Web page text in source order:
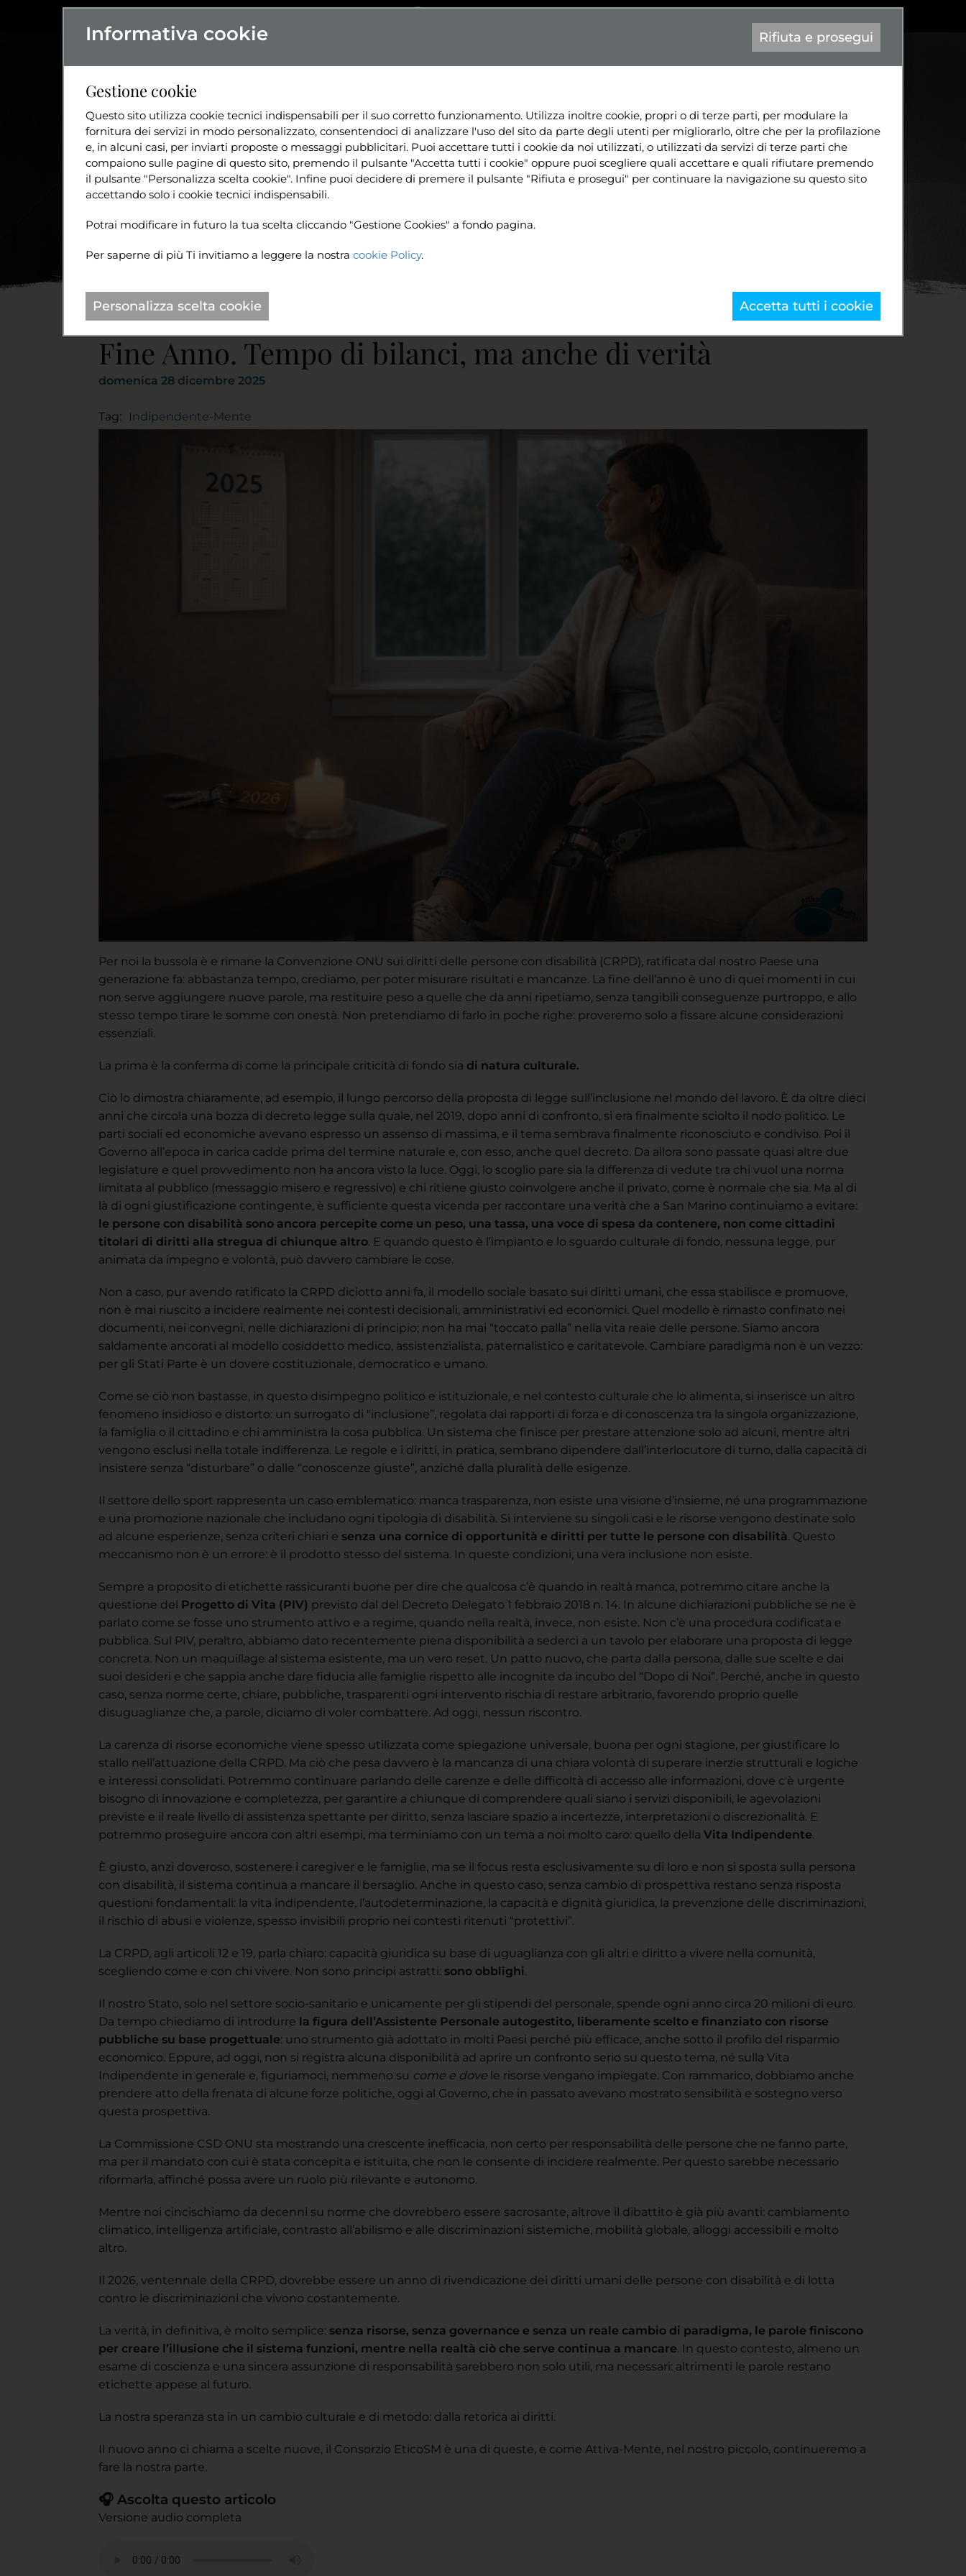
L'ASSOCIAZIONE NEWS PROGETTI RISORSE UTILITÀ CONTATTI DIVENTA SOCIO
Fine Anno. Tempo di bilanci, ma anche di verità
domenica 28 dicembre 2025
Tag: Indipendente-Mente
Per noi la bussola è e rimane la Convenzione ONU sui diritti delle persone con disabilità (CRPD), ratificata dal nostro Paese una
generazione fa: abbastanza tempo, crediamo, per poter misurare risultati e mancanze. La fine dell’anno è uno di quei momenti in cui
non serve aggiungere nuove parole, ma restituire peso a quelle che da anni ripetiamo, senza tangibili conseguenze purtroppo, e allo
stesso tempo tirare le somme con onestà. Non pretendiamo di farlo in poche righe: proveremo solo a fissare alcune considerazioni
essenziali.
La prima è la conferma di come la principale criticità di fondo sia di natura culturale.
Ciò lo dimostra chiaramente, ad esempio, il lungo percorso della proposta di legge sull’inclusione nel mondo del lavoro. È da oltre dieci
anni che circola una bozza di decreto legge sulla quale, nel 2019, dopo anni di confronto, si era finalmente sciolto il nodo politico. Le
parti sociali ed economiche avevano espresso un assenso di massima, e il tema sembrava finalmente riconosciuto e condiviso. Poi il
Governo all’epoca in carica cadde prima del termine naturale e, con esso, anche quel decreto. Da allora sono passate quasi altre due
legislature e quel provvedimento non ha ancora visto la luce. Oggi, lo scoglio pare sia la differenza di vedute tra chi vuol una norma
limitata al pubblico (messaggio misero e regressivo) e chi ritiene giusto coinvolgere anche il privato, come è normale che sia. Ma al di
là di ogni giustificazione contingente, è sufficiente questa vicenda per raccontare una verità che a San Marino continuiamo a evitare:
le persone con disabilità sono ancora percepite come un peso, una tassa, una voce di spesa da contenere, non come cittadini
titolari di diritti alla stregua di chiunque altro. E quando questo è l’impianto e lo sguardo culturale di fondo, nessuna legge, pur
animata da impegno e volontà, può davvero cambiare le cose.
Non a caso, pur avendo ratificato la CRPD diciotto anni fa, il modello sociale basato sui diritti umani, che essa stabilisce e promuove,
non è mai riuscito a incidere realmente nei contesti decisionali, amministrativi ed economici. Quel modello è rimasto confinato nei
documenti, nei convegni, nelle dichiarazioni di principio; non ha mai “toccato palla” nella vita reale delle persone. Siamo ancora
saldamente ancorati al modello cosiddetto medico, assistenzialista, paternalistico e caritatevole. Cambiare paradigma non è un vezzo:
per gli Stati Parte è un dovere costituzionale, democratico e umano.
Come se ciò non bastasse, in questo disimpegno politico e istituzionale, e nel contesto culturale che lo alimenta, si inserisce un altro
fenomeno insidioso e distorto: un surrogato di "inclusione”, regolata dai rapporti di forza e di conoscenza tra la singola organizzazione,
la famiglia o il cittadino e chi amministra la cosa pubblica. Un sistema che finisce per prestare attenzione solo ad alcuni, mentre altri
vengono esclusi nella totale indifferenza. Le regole e i diritti, in pratica, sembrano dipendere dall’interlocutore di turno, dalla capacità di
insistere senza “disturbare” o dalle “conoscenze giuste”, anziché dalla pluralità delle esigenze.
Il settore dello sport rappresenta un caso emblematico: manca trasparenza, non esiste una visione d’insieme, né una programmazione
e una promozione nazionale che includano ogni tipologia di disabilità. Si interviene su singoli casi e le risorse vengono destinate solo
ad alcune esperienze, senza criteri chiari e senza una cornice di opportunità e diritti per tutte le persone con disabilità. Questo
meccanismo non è un errore: è il prodotto stesso del sistema. In queste condizioni, una vera inclusione non esiste.
Sempre a proposito di etichette rassicuranti buone per dire che qualcosa c’è quando in realtà manca, potremmo citare anche la
questione del Progetto di Vita (PIV) previsto dal del Decreto Delegato 1 febbraio 2018 n. 14. In alcune dichiarazioni pubbliche se ne è
parlato come se fosse uno strumento attivo e a regime, quando nella realtà, invece, non esiste. Non c’è una procedura codificata e
pubblica. Sul PIV, peraltro, abbiamo dato recentemente piena disponibilità a sederci a un tavolo per elaborare una proposta di legge
concreta. Non un maquillage al sistema esistente, ma un vero reset. Un patto nuovo, che parta dalla persona, dalle sue scelte e dai
suoi desideri e che sappia anche dare fiducia alle famiglie rispetto alle incognite da incubo del “Dopo di Noi”. Perché, anche in questo
caso, senza norme certe, chiare, pubbliche, trasparenti ogni intervento rischia di restare arbitrario, favorendo proprio quelle
disuguaglianze che, a parole, diciamo di voler combattere. Ad oggi, nessun riscontro.
La carenza di risorse economiche viene spesso utilizzata come spiegazione universale, buona per ogni stagione, per giustificare lo
stallo nell’attuazione della CRPD. Ma ciò che pesa davvero è la mancanza di una chiara volontà di superare inerzie strutturali e logiche
e interessi consolidati. Potremmo continuare parlando delle carenze e delle difficoltà di accesso alle informazioni, dove c'è urgente
bisogno di innovazione e completezza, per garantire a chiunque di comprendere quali siano i servizi disponibili, le agevolazioni
previste e il reale livello di assistenza spettante per diritto, senza lasciare spazio a incertezze, interpretazioni o discrezionalità. E
potremmo proseguire ancora con altri esempi, ma terminiamo con un tema a noi molto caro: quello della Vita Indipendente.
È giusto, anzi doveroso, sostenere i caregiver e le famiglie, ma se il focus resta esclusivamente su di loro e non si sposta sulla persona
con disabilità, il sistema continua a mancare il bersaglio. Anche in questo caso, senza cambio di prospettiva restano senza risposta
questioni fondamentali: la vita indipendente, l’autodeterminazione, la capacità e dignità giuridica, la prevenzione delle discriminazioni,
il rischio di abusi e violenze, spesso invisibili proprio nei contesti ritenuti “protettivi”.
La CRPD, agli articoli 12 e 19, parla chiaro: capacità giuridica su base di uguaglianza con gli altri e diritto a vivere nella comunità,
scegliendo come e con chi vivere. Non sono principi astratti: sono obblighi.
Il nostro Stato, solo nel settore socio-sanitario e unicamente per gli stipendi del personale, spende ogni anno circa 20 milioni di euro.
Da tempo chiediamo di introdurre la figura dell’Assistente Personale autogestito, liberamente scelto e finanziato con risorse
pubbliche su base progettuale: uno strumento già adottato in molti Paesi perché più efficace, anche sotto il profilo del risparmio
economico. Eppure, ad oggi, non si registra alcuna disponibilità ad aprire un confronto serio su questo tema, né sulla Vita
Indipendente in generale e, figuriamoci, nemmeno su come e dove le risorse vengano impiegate. Con rammarico, dobbiamo anche
prendere atto della frenata di alcune forze politiche, oggi al Governo, che in passato avevano mostrato sensibilità e sostegno verso
questa prospettiva.
La Commissione CSD ONU sta mostrando una crescente inefficacia, non certo per responsabilità delle persone che ne fanno parte,
ma per il mandato con cui è stata concepita e istituita, che non le consente di incidere realmente. Per questo sarebbe necessario
riformarla, affinché possa avere un ruolo più rilevante e autonomo.
Mentre noi cincischiamo da decenni su norme che dovrebbero essere sacrosante, altrove il dibattito è già più avanti: cambiamento
climatico, intelligenza artificiale, contrasto all’abilismo e alle discriminazioni sistemiche, mobilità globale, alloggi accessibili e molto
altro.
Il 2026, ventennale della CRPD, dovrebbe essere un anno di rivendicazione dei diritti umani delle persone con disabilità e di lotta
contro le discriminazioni che vivono costantemente.
La verità, in definitiva, è molto semplice: senza risorse, senza governance e senza un reale cambio di paradigma, le parole finiscono
per creare l’illusione che il sistema funzioni, mentre nella realtà ciò che serve continua a mancare. In questo contesto, almeno un
esame di coscienza e una sincera assunzione di responsabilità sarebbero non solo utili, ma necessari: altrimenti le parole restano
etichette appese al futuro.
La nostra speranza sta in un cambio culturale e di metodo: dalla retorica ai diritti.
Il nuovo anno ci chiama a scelte nuove, il Consorzio EticoSM è una di queste, e come Attiva-Mente, nel nostro piccolo, continueremo a
fare la nostra parte.
🎧 Ascolta questo articolo
Versione audio completa
Informativa cookie Rifiuta e prosegui
Gestione cookie
Questo sito utilizza cookie tecnici indispensabili per il suo corretto funzionamento. Utilizza inoltre cookie, propri o di terze parti, per modulare la
fornitura dei servizi in modo personalizzato, consentendoci di analizzare l'uso del sito da parte degli utenti per migliorarlo, oltre che per la profilazione
e, in alcuni casi, per inviarti proposte o messaggi pubblicitari. Puoi accettare tutti i cookie da noi utilizzati, o utilizzati da servizi di terze parti che
compaiono sulle pagine di questo sito, premendo il pulsante "Accetta tutti i cookie" oppure puoi scegliere quali accettare e quali rifiutare premendo
il pulsante "Personalizza scelta cookie". Infine puoi decidere di premere il pulsante "Rifiuta e prosegui" per continuare la navigazione su questo sito
accettando solo i cookie tecnici indispensabili.
Potrai modificare in futuro la tua scelta cliccando "Gestione Cookies" a fondo pagina.
Per saperne di più Ti invitiamo a leggere la nostra cookie Policy.
Personalizza scelta cookie Accetta tutti i cookie